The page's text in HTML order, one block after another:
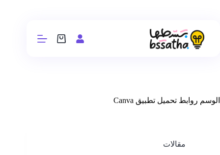
الوسم روابط تحميل تطبيق Canva
مقالات